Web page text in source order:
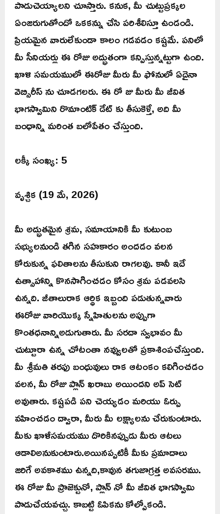
పాడుచెయ్యాలని చూస్తారు. కనుక, మీ చుట్టుప్రక్కల
ఏంజరుగుతోందో ఒకకన్ను చేసి పరిశీలిస్తూ ఉండండి.
ప్రియమైన వారులేకుండా కాలం గడవడం కష్టమే. పనిలో
మీ సీనియర్లు ఈ రోజు అద్భుతంగా కన్పిస్తున్నట్టుగా ఉంది.
ఖాళి సమయములో ఈరోజు మీరు మీ ఫోనులో ఏదైనా
వెబ్సిరీస్ ను చూడగలరు. ఈ రో జు మీరు మీ జీవిత
భాగస్వామిని రొమాంటిక్ డేట్ కు తీసుకెళ్తే, అది మీ
బంధాన్ని మరింత బలోపేతం చేస్తుంది.
లక్కీ సంఖ్య: 5
వృశ్చిక (19 మే, 2026)
మీ అద్భుతమైన శ్రమ, సమాయానికి మీ కుటుంబ
సభ్యులనుండి తగిన సహకారం అందడం వలన
కోరుకున్న ఫలితాలను తీసుకుని రాగలవు. కానీ ఇదే
ఉత్సాహాన్ని కొనసాగించడం కోసం శ్రమ పడవలసి
ఉన్నది. జీతాలురాక ఆర్ధిక ఇబ్బంది పడుతున్నవారు
ఈరోజు వారియొక్క స్నేహితులను అప్పుగా
కొంతధనాన్నిఅడుగుతారు. మీ సరదా స్వభావం మీ
చుట్టూరా ఉన్న చోటంతా నవ్వులతో ప్రకాశింపచేస్తుంది.
మీ శ్రీమతి తరఫు బంధువులు రాక ఆటంకం కలిగించడం
వలన, మీ రోజు ప్లాన్ ఖరాబు అయిందని అప్ సెట్
అవుతారు. కష్టపడి పని చెయ్యడం మరియు ఓర్పు
వహించడం ద్వారా, మీరు మీ లక్ష్యాలను చేరుకుంటారు.
మీకు ఖాళీసమయము దొరికినప్పుడు మీరు ఆటలు
ఆడాలిఅనుకుంటారు.అయినప్పటికీ మీకు ప్రమాదాలు
జరిగే అవకాశము ఉన్నది,కావున తగుజాగ్రత్త అవసరము.
ఈ రోజు మీ ప్రాజెక్టునో, ప్లాన్ నో మీ జీవిత భాగస్వామి
పాడుచేయవచ్చు. కాబట్టి ఓపికను కోల్పోకండి.